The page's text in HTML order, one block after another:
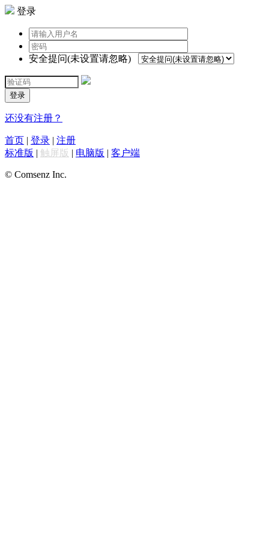
登录
安全提问(未设置请忽略)
登录
还没有注册？
首页 | 登录 | 注册
标准版 | 触屏版 | 电脑版 | 客户端
© Comsenz Inc.